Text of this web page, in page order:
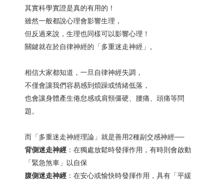
其實科學實證是真的有用的！
雖然一般都說心理會影響生理，
但反過來說，生理也同樣可以影響心理！
關鍵就在於自律神經的「多重迷走神經」。
相信大家都知道，一旦自律神經失調，
不僅會讓我們容易感到煩躁或情緒低落，
也會讓身體產生倦怠感或肩頸僵硬、腰痛、頭痛等問
題。
而「多重迷走神經理論」就是善用2種副交感神經──
背側迷走神經 ：在獨處放鬆時發揮作用，有時則會啟動
「緊急煞車」以自保
腹側迷走神經 ：在安心或愉快時發揮作用，具有「平緩